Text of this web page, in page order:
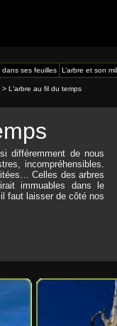
dans ses feuilles L’arbre et son
> L'arbre au fil du temps
différemment de nous
incompréhensibles.
Celles des arbres
immuables dans le
faut laisser de côté nos